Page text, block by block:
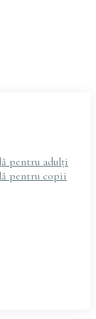
pentru adulți
pentru copii